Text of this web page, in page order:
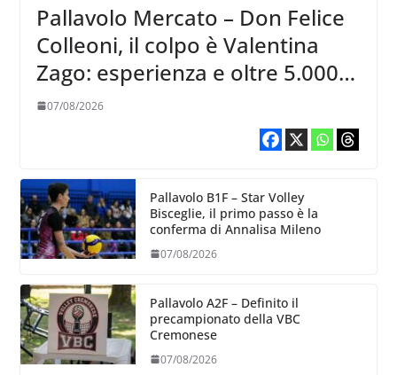
Pallavolo Mercato – Don Felice
Colleoni, il colpo è Valentina
Zago: esperienza e oltre 5.000
punti al servizio di Trescore
07/08/2026
Pallavolo B1F – Star Volley
Bisceglie, il primo passo è la
conferma di Annalisa Mileno
07/08/2026
Pallavolo A2F – Definito il
precampionato della VBC
Cremonese
07/08/2026